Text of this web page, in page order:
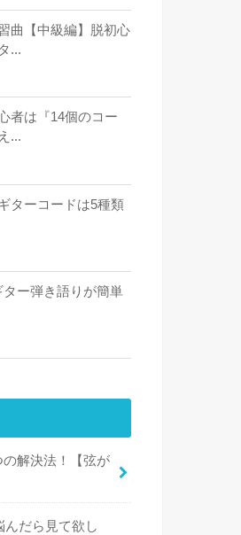
曲【中級編】脱初心
...
者は『14個のコー
...
ターコードは5種類
ター弾き語りが簡単
解決法！【弦が
んだら見て欲し